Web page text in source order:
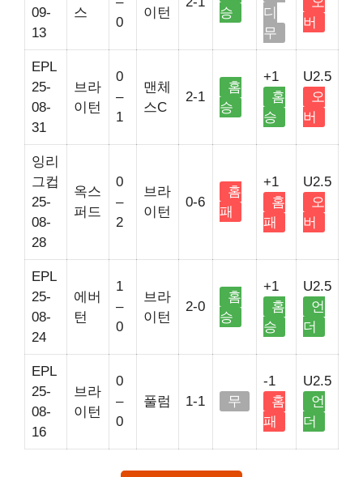
09-
13
스
0
이턴
승
디
무
버
EPL
25-
08-
31
브라
이턴
0
–
1
맨체
스C
2-1
홈
승
+1
홈
승
U2.5
오
버
잉리
그컵
25-
08-
28
옥스
퍼드
0
–
2
브라
이턴
0-6
홈
패
+1
홈
패
U2.5
오
버
EPL
25-
08-
24
에버
턴
1
–
0
브라
이턴
2-0
홈
승
+1
홈
승
U2.5
언
더
EPL
25-
08-
16
브라
이턴
0
–
0
풀럼 1-1 무
-1
홈
패
U2.5
언
더